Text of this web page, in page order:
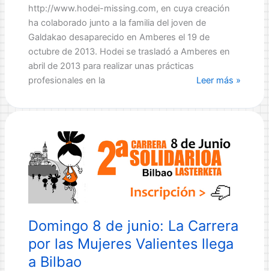
http://www.hodei-missing.com, en cuya creación
ha colaborado junto a la familia del joven de
Galdakao desaparecido en Amberes el 19 de
octubre de 2013. Hodei se trasladó a Amberes en
abril de 2013 para realizar unas prácticas
profesionales en la
Presentación
la
Hodei
Egiluz
Missing
la
de
Deusto
Leer más »
Domingo 8 de junio: La Carrera
por las Mujeres Valientes llega
a Bilbao